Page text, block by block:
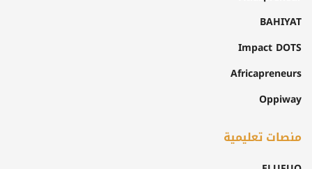
BAHIYAT
Impact DOTS
Africapreneurs
Oppiway
منصات تعليمية